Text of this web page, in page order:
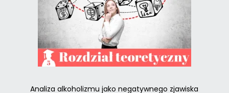
Analiza alkoholizmu jako negatywnego zjawiska